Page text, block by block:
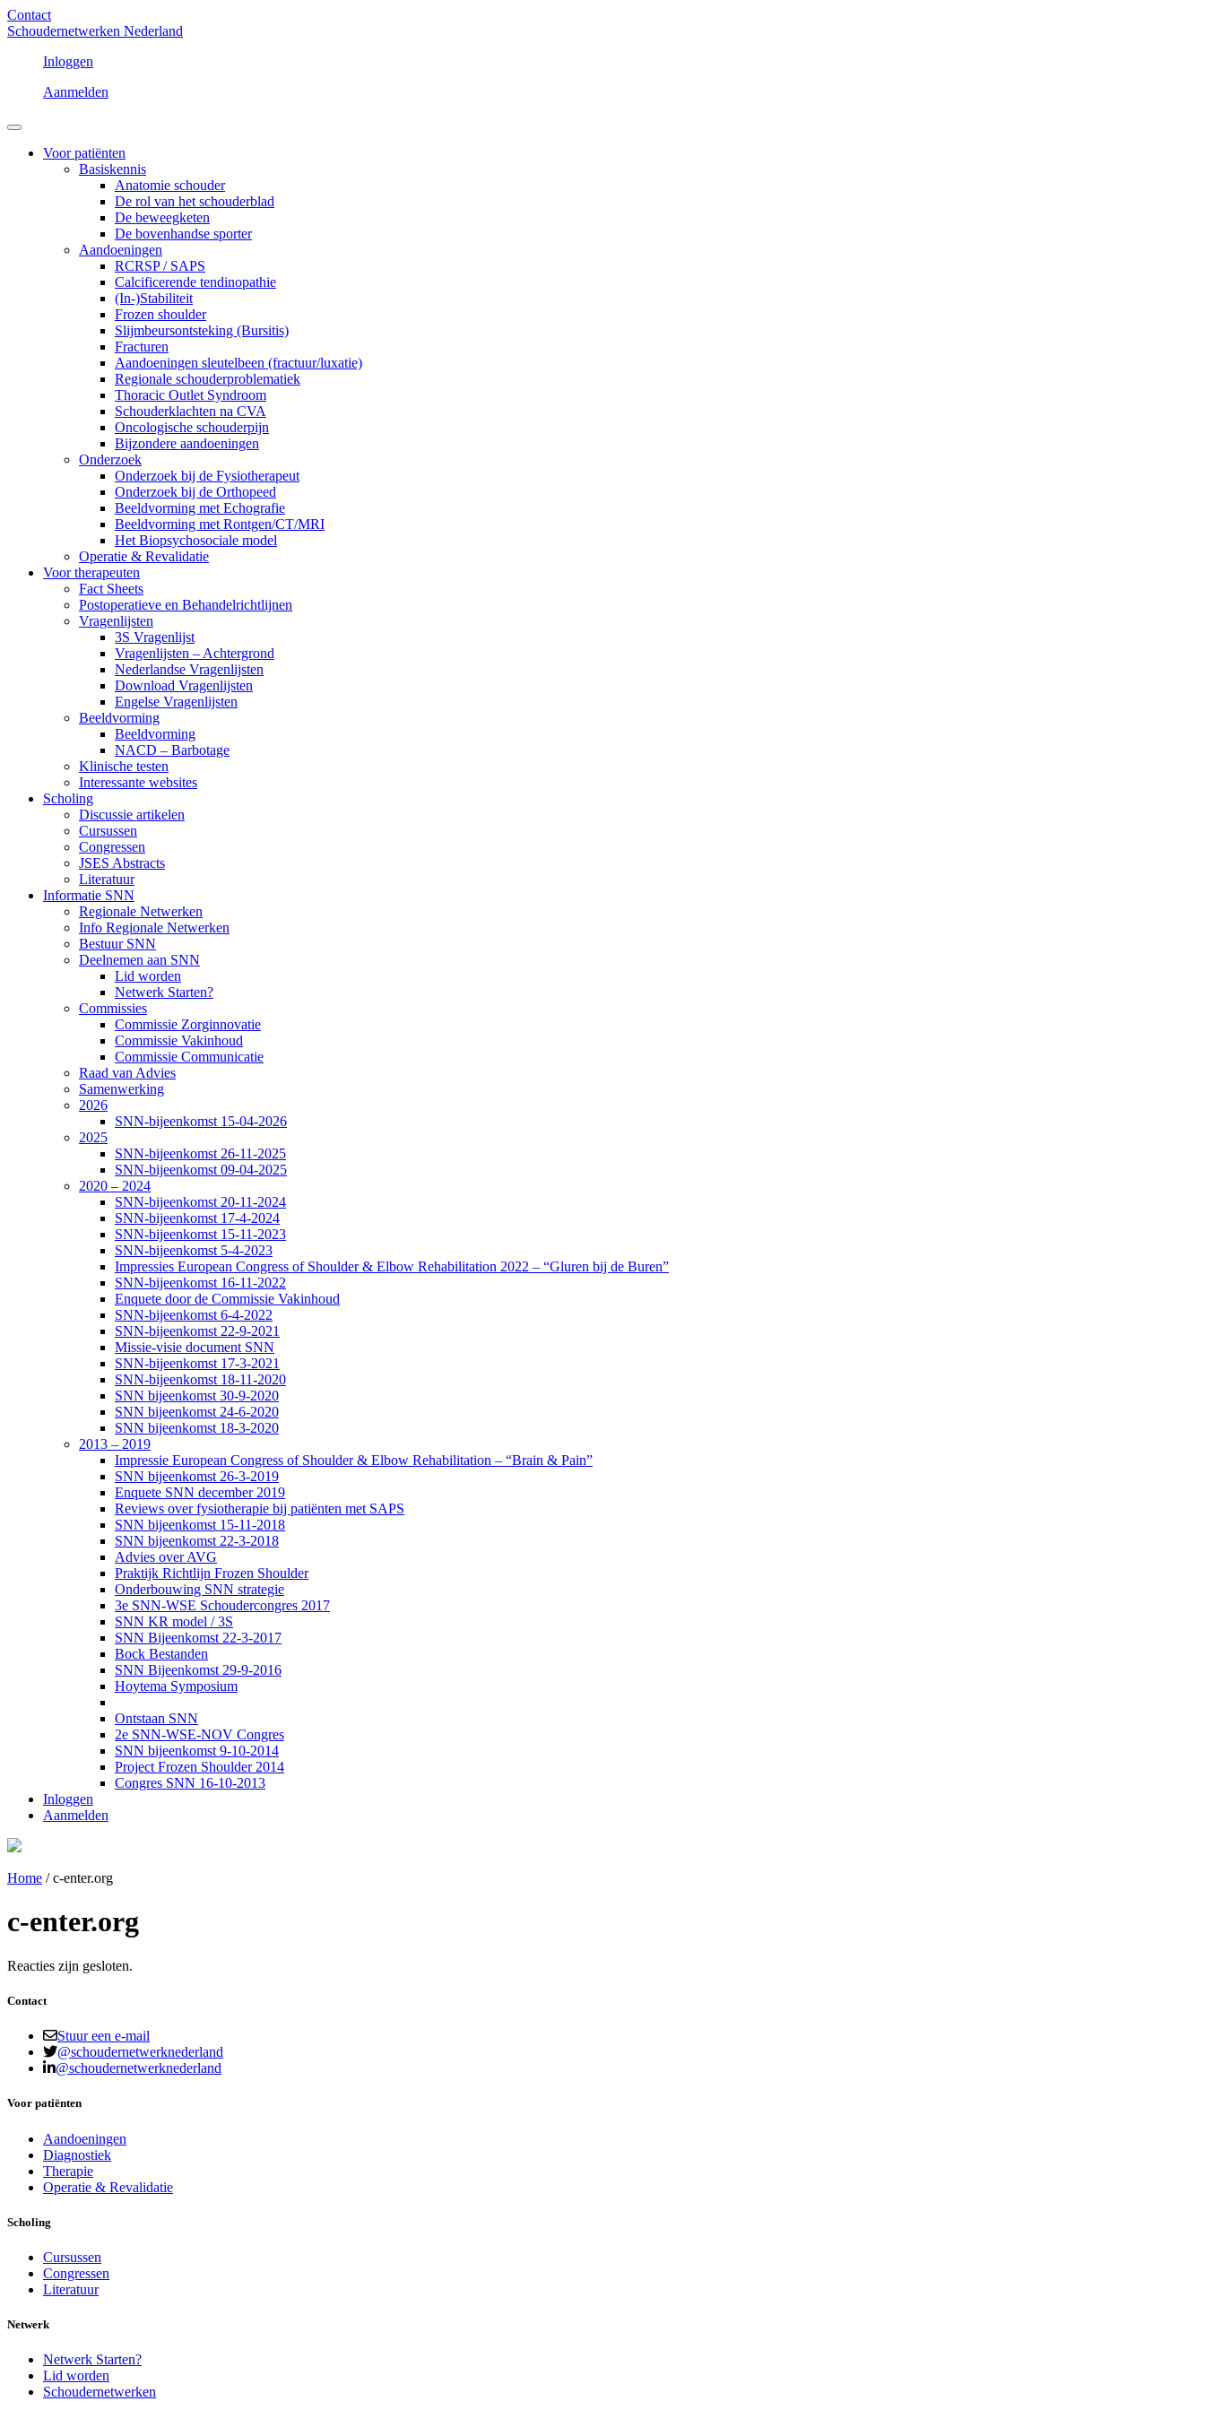
Contact
Schoudernetwerken Nederland
Inloggen
Aanmelden
Voor patiënten
Basiskennis
Anatomie schouder
De rol van het schouderblad
De beweegketen
De bovenhandse sporter
Aandoeningen
RCRSP / SAPS
Calcificerende tendinopathie
(In-)Stabiliteit
Frozen shoulder
Slijmbeursontsteking (Bursitis)
Fracturen
Aandoeningen sleutelbeen (fractuur/luxatie)
Regionale schouderproblematiek
Thoracic Outlet Syndroom
Schouderklachten na CVA
Oncologische schouderpijn
Bijzondere aandoeningen
Onderzoek
Onderzoek bij de Fysiotherapeut
Onderzoek bij de Orthopeed
Beeldvorming met Echografie
Beeldvorming met Rontgen/CT/MRI
Het Biopsychosociale model
Operatie & Revalidatie
Voor therapeuten
Fact Sheets
Postoperatieve en Behandelrichtlijnen
Vragenlijsten
3S Vragenlijst
Vragenlijsten – Achtergrond
Nederlandse Vragenlijsten
Download Vragenlijsten
Engelse Vragenlijsten
Beeldvorming
Beeldvorming
NACD – Barbotage
Klinische testen
Interessante websites
Scholing
Discussie artikelen
Cursussen
Congressen
JSES Abstracts
Literatuur
Informatie SNN
Regionale Netwerken
Info Regionale Netwerken
Bestuur SNN
Deelnemen aan SNN
Lid worden
Netwerk Starten?
Commissies
Commissie Zorginnovatie
Commissie Vakinhoud
Commissie Communicatie
Raad van Advies
Samenwerking
2026
SNN-bijeenkomst 15-04-2026
2025
SNN-bijeenkomst 26-11-2025
SNN-bijeenkomst 09-04-2025
2020 – 2024
SNN-bijeenkomst 20-11-2024
SNN-bijeenkomst 17-4-2024
SNN-bijeenkomst 15-11-2023
SNN-bijeenkomst 5-4-2023
Impressies European Congress of Shoulder & Elbow Rehabilitation 2022 – “Gluren bij de Buren”
SNN-bijeenkomst 16-11-2022
Enquete door de Commissie Vakinhoud
SNN-bijeenkomst 6-4-2022
SNN-bijeenkomst 22-9-2021
Missie-visie document SNN
SNN-bijeenkomst 17-3-2021
SNN-bijeenkomst 18-11-2020
SNN bijeenkomst 30-9-2020
SNN bijeenkomst 24-6-2020
SNN bijeenkomst 18-3-2020
2013 – 2019
Impressie European Congress of Shoulder & Elbow Rehabilitation – “Brain & Pain”
SNN bijeenkomst 26-3-2019
Enquete SNN december 2019
Reviews over fysiotherapie bij patiënten met SAPS
SNN bijeenkomst 15-11-2018
SNN bijeenkomst 22-3-2018
Advies over AVG
Praktijk Richtlijn Frozen Shoulder
Onderbouwing SNN strategie
3e SNN-WSE Schoudercongres 2017
SNN KR model / 3S
SNN Bijeenkomst 22-3-2017
Bock Bestanden
SNN Bijeenkomst 29-9-2016
Hoytema Symposium
Ontstaan SNN
2e SNN-WSE-NOV Congres
SNN bijeenkomst 9-10-2014
Project Frozen Shoulder 2014
Congres SNN 16-10-2013
Inloggen
Aanmelden
Home /c-enter.org
c-enter.org
Reacties zijn gesloten.
Contact
Stuur een e-mail
@schoudernetwerknederland
@schoudernetwerknederland
Voor patiënten
Aandoeningen
Diagnostiek
Therapie
Operatie & Revalidatie
Scholing
Cursussen
Congressen
Literatuur
Netwerk
Netwerk Starten?
Lid worden
Schoudernetwerken